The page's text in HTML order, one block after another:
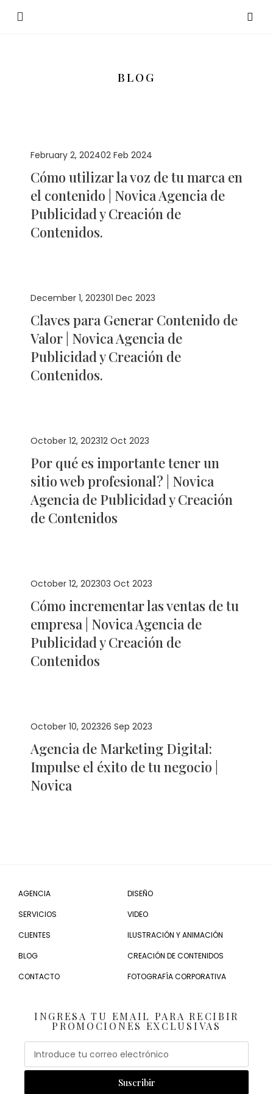
BLOG
February 2, 202402 Feb 2024
Cómo utilizar la voz de tu marca en
el contenido | Novica Agencia de
Publicidad y Creación de
Contenidos.
December 1, 202301 Dec 2023
Claves para Generar Contenido de
Valor | Novica Agencia de
Publicidad y Creación de
Contenidos.
October 12, 202312 Oct 2023
Por qué es importante tener un
sitio web profesional? | Novica
Agencia de Publicidad y Creación
de Contenidos
October 12, 202303 Oct 2023
Cómo incrementar las ventas de tu
empresa | Novica Agencia de
Publicidad y Creación de
Contenidos
October 10, 202326 Sep 2023
Agencia de Marketing Digital:
Impulse el éxito de tu negocio |
Novica
AGENCIA
SERVICIOS
CLIENTES
BLOG
CONTACTO
DISEÑO
VIDEO
ILUSTRACIÓN Y ANIMACIÓN
CREACIÓN DE CONTENIDOS
FOTOGRAFÍA CORPORATIVA
INGRESA TU EMAIL PARA RECIBIR
PROMOCIONES EXCLUSIVAS
Suscribir